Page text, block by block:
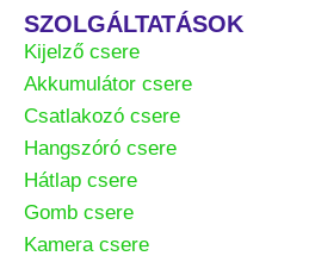
SZOLGÁLTATÁSOK
Kijelző csere
Akkumulátor csere
Csatlakozó csere
Hangszóró csere
Hátlap csere
Gomb csere
Kamera csere